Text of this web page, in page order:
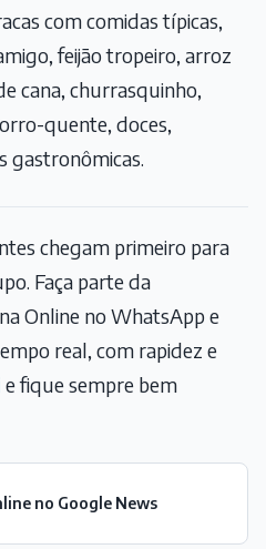
com comidas típicas,
feijão tropeiro, arroz
cana, churrasquinho,
quente, doces,
gastronômicas.
chegam primeiro para
Faça parte da
Online no WhatsApp e
real, com rapidez e
e fique sempre bem
no Google News